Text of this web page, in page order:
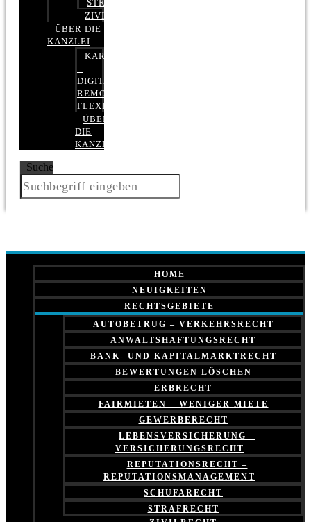
STRAFRECHT
ZIVILRECHT
ÜBER DIE
KANZLEI
KARRIERE
–
DIGITAL,
REMOTE,
FLEXIBEL
ÜBER
DIE
KANZLEI
Suche
HOME
NEUIGKEITEN
RECHTSGEBIETE
AUTOBETRUG – VERKEHRSRECHT
ANWALTSHAFTUNGSRECHT
BANK- UND KAPITALMARKTRECHT
BEWERTUNGEN LÖSCHEN
ERBRECHT
FAIRMIETEN – WENIGER MIETE
GEWERBERECHT
LEBENSVERSICHERUNG –
VERSICHERUNGSRECHT
REPUTATIONSRECHT –
REPUTATIONSMANAGEMENT
SCHUFARECHT
STRAFRECHT